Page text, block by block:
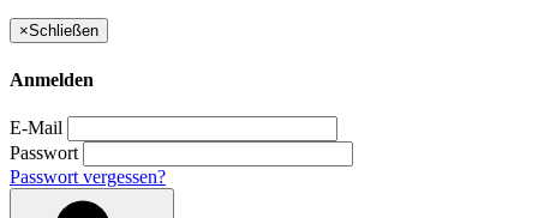
×Schließen
Anmelden
E-Mail
Passwort
Passwort vergessen?